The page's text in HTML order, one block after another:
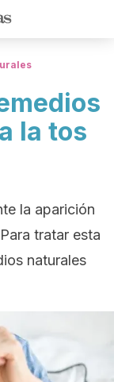
la tos
la aparición
tratar esta
naturales